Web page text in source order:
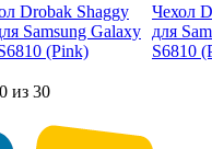
Чехол
для
S6810
из 30